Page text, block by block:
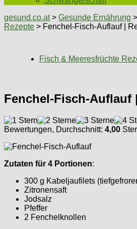
gesund.co.at> Gesunde Ernährung >
Rezepte > Fenchel-Fisch-Auflauf |
Fisch & Meeresfrüchte
Fenchel-Fisch-Auflauf
Bewertungen, Durchschnitt: 4,00
Zutaten für 4 Portionen:
300 g Kabeljaufilets
Zitronensaft
Jodsalz
Pfeffer
2 Fenchelknollen